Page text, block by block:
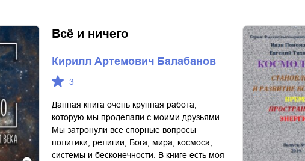
Всё и ничего
Кирилл Артемович Балабанов
3
Данная книга очень крупная работа,
которую мы проделали с моими друзьями.
Мы затронули все спорные вопросы
политики, религии, Бога, мира, космоса,
системы и бесконечности. В книге есть моя